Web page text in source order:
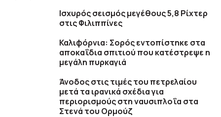
Ισχυρός σεισμός μεγέθους 5,8 Ρίχτερ
στις Φιλιππίνες
Καλιφόρνια: Σορός εντοπίστηκε στα
αποκαΐδια σπιτιού που κατέστρεψε η
μεγάλη πυρκαγιά
Άνοδος στις τιμές του πετρελαίου
μετά τα ιρανικά σχέδια για
περιορισμούς στη ναυσιπλοΐα στα
Στενά του Ορμούζ